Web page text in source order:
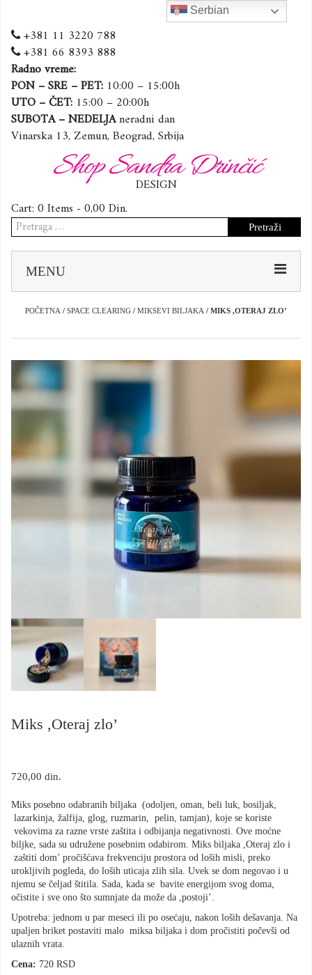
+381 11 3220 788
+381 66 8393 888
Radno vreme:
PON – SRE – PET: 10:00 – 15:00h
UTO – ČET: 15:00 – 20:00h
SUBOTA – NEDELJAneradni dan
Vinarska 13, Zemun, Beograd, Srbija
Shop Sandra Drinčić
DESIGN
Cart: 0 Items -0,00 Din.
Pretraga
za:
MENU
POČETNA / SPACE CLEARING / MIKSEVI BILJAKA / MIKS ,OTERAJ ZLO’
Miks ,Oteraj zlo’
720,00 din.
Miks posebno odabranih biljaka (odoljen, oman, beli luk, bosiljak,
lazarkinja, žalfija, glog, ruzmarin, pelin, tamjan), koje se koriste
vekovima za razne vrste zaštita i odbijanja negativnosti. Ove moćne
biljke, sada su udružene posebnim odabirom. Miks biljaka ,Oteraj zlo i
zaštiti dom’ pročišćava frekvenciju prostora od loših misli, preko
urokljivih pogleda, do loših uticaja zlih sila. Uvek se dom negovao i u
njemu se čeljad štitila. Sada, kada se bavite energijom svog doma,
očistite i sve ono što sumnjate da može da ,postoji’.
Upotreba: jednom u par meseci ili po osećaju, nakon loših dešavanja. Na
upaljen briket postaviti malo miksa biljaka i dom pročistiti počevši od
ulaznih vrata.
Cena: 720 RSD
Serbian